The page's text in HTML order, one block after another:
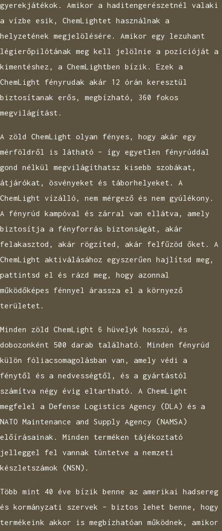
gyerekjátékok. Amikor a haditengerészetnél valaki
a vízbe esik, ChemLightet használnak a
helyzetének megjelölésére. Amikor egy lezuhant
légierőpilótának meg kell jelölnie a pozícióját a
kimentéshez, a ChemLightben bízik. Ezek a
ChemLight fényrudak akár 12 órán keresztül
biztosítanak erős, megbízható, 360 fokos
megvilágítást.
A zöld ChemLight olyan fényes, hogy akár egy
mérföldről is látható – így egyetlen fényrúddal
gond nélkül megvilágíthatsz kisebb szobákat,
átjárókat, ösvényeket és táborhelyeket. A
ChemLight vízálló, nem mérgező és nem gyúlékony.
A fényrúd kampóval és zárral van ellátva, amely
biztosítja a fényforrás biztonságát, akár
felakasztod, akár rögzíted, akár felfűzöd őket. A
ChemLight aktiválásához egyszerűen hajlítsd meg,
pattintsd el és rázd meg, hogy azonnal
működőképes fénnyel árassza el a környező
területet.
Minden zöld ChemLight 6 hüvelyk hosszú, és
dobozonként 500 darab található. Minden fényrúd
külön fóliacsomagolásban van, amely védi a
fénytől és a nedvességtől, és a gyártástól
számítva négy évig eltartható. A ChemLight
megfelel a Defense Logistics Agency (DLA) és a
NATO Maintenance and Supply Agency (NAMSA)
előírásainak. Minden terméken tájékoztató
jelleggel fel vannak tüntetve a nemzeti
készletszámok (NSN).
Több mint 40 éve bízik benne az amerikai hadsereg
és kormányzati szervek – biztos lehet benne, hogy
termékeink akkor is megbízhatóan működnek, amikor